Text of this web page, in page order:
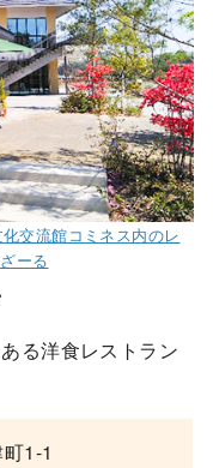
交流館コミネス内のレ
ーる
る洋食レストラン
1-1